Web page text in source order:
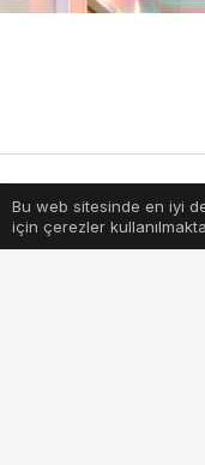
Bu web sitesinde en iyi
için çerezler
Anasayfa